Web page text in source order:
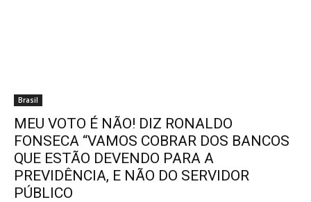
Brasil
MEU VOTO É NÃO! DIZ RONALDO
FONSECA “VAMOS COBRAR DOS BANCOS
QUE ESTÃO DEVENDO PARA A
PREVIDÊNCIA, E NÃO DO SERVIDOR
PÚBLICO